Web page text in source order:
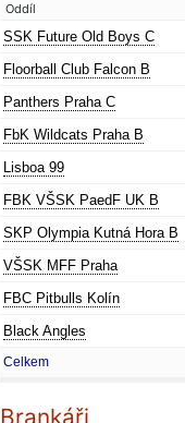
Oddíl
SSK Future Old Boys C
Floorball Club Falcon B
Panthers Praha C
FbK Wildcats Praha B
Lisboa 99
FBK VŠSK PaedF UK B
SKP Olympia Kutná Hora B
VŠSK MFF Praha
FBC Pitbulls Kolín
Black Angles
Celkem
Brankáři